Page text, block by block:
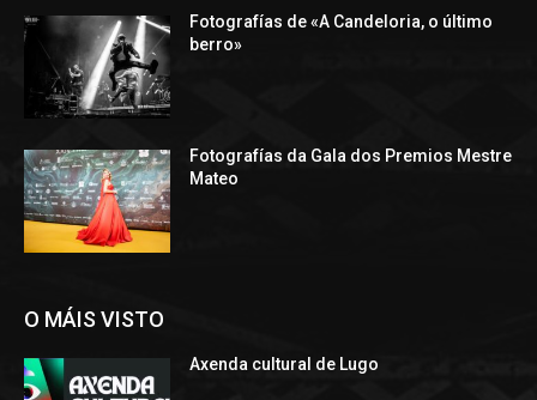
Fotografías de «A Candeloria, o último
berro»
Fotografías da Gala dos Premios Mestre
Mateo
O MÁIS VISTO
Axenda cultural de Lugo